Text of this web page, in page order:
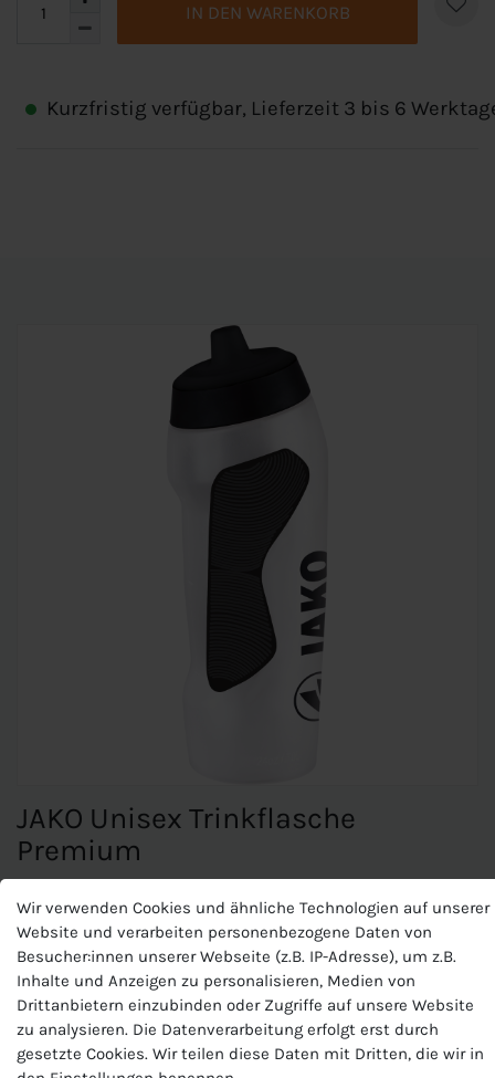
IN DEN WARENKORB
Kurzfristig verfügbar, Lieferzeit 3 bis 6
JAKO Unisex Trinkflasche
Premium
JAKO Unisex Trinkflasche
Premium
Praktische Trinkflasche für Training und Freizeit
750 ml Fassungsvermögen
Durchmesser: 7 cm, Höhe: 20 cm
Wir verwenden Cookies und ähnliche Technologien auf unserer
Website und verarbeiten personenbezogene Daten von
Besucher:innen unserer Webseite (z.B. IP-Adresse), um z.B.
Inhalte und Anzeigen zu personalisieren, Medien von
Drittanbietern einzubinden oder Zugriffe auf unsere Website
zu analysieren. Die Datenverarbeitung erfolgt erst durch
gesetzte Cookies. Wir teilen diese Daten mit Dritten, die wir in